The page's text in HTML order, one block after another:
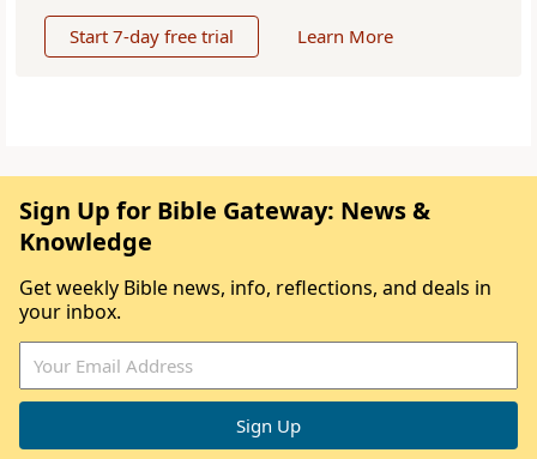
Start 7-day free trial Learn More
Sign Up for Bible Gateway: News &
Knowledge
Get weekly Bible news, info, reflections, and deals in
your inbox.